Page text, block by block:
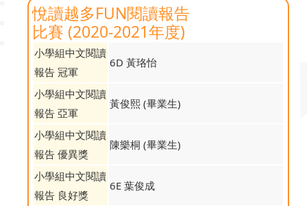
悅讀越多FUN閱讀報告
比賽 (2020-2021年度)
小學組中文閱讀
報告 冠軍
6D 黃珞怡
小學組中文閱讀
報告 亞軍
黃俊熙 (畢業生)
小學組中文閱讀
報告 優異獎
陳樂桐 (畢業生)
小學組中文閱讀
報告 良好獎
6E 葉俊成